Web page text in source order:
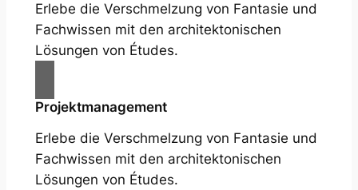
Erlebe die Verschmelzung von Fantasie und
Fachwissen mit den architektonischen
Lösungen von Études.
Projektmanagement
Erlebe die Verschmelzung von Fantasie und
Fachwissen mit den architektonischen
Lösungen von Études.